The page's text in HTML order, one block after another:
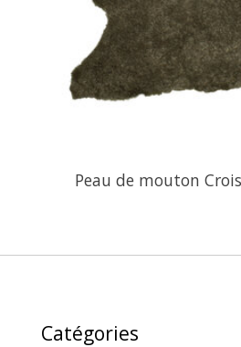
Peau de mouton
Catégories